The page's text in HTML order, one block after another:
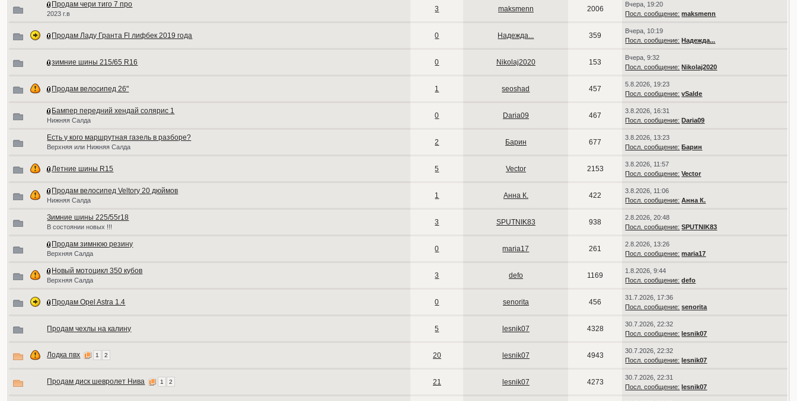
Продам чери тиго 7 про
2023 г.в
3 maksmenn 2006
Вчера, 19:20
Посл. сообщение: maksmenn
Продам Ладу Гранта Fl лифбек 2019 года 0 Надежда... 359
Вчера, 10:19
Посл. сообщение: Надежда...
зимние шины 215/65 R16 0 Nikolaj2020 153
Вчера, 9:32
Посл. сообщение: Nikolaj2020
Продам велосипед 26" 1 seoshad 457
5.8.2026, 19:23
Посл. сообщение: vSalde
Бампер передний хендай солярис 1
Нижняя Салда
0 Daria09 467
3.8.2026, 16:31
Посл. сообщение: Daria09
Есть у кого маршрутная газель в разборе?
Верхняя или Нижняя Салда
2 Барин 677
3.8.2026, 13:23
Посл. сообщение: Барин
Летние шины R15 5 Vector 2153
3.8.2026, 11:57
Посл. сообщение: Vector
Продам велосипед Veltory 20 дюймов
Нижняя Салда
1 Анна К. 422
3.8.2026, 11:06
Посл. сообщение: Анна К.
Зимние шины 225/55r18
В состоянии новых !!!
3 SPUTNIK83 938
2.8.2026, 20:48
Посл. сообщение: SPUTNIK83
Продам зимнюю резину
Верхняя Салда
0 maria17 261
2.8.2026, 13:26
Посл. сообщение: maria17
Новый мотоцикл 350 кубов
Верхняя Салда
3 defo 1169
1.8.2026, 9:44
Посл. сообщение: defo
Продам Opel Astra 1.4 0 senorita 456
31.7.2026, 17:36
Посл. сообщение: senorita
Продам чехлы на калину 5 lesnik07 4328
30.7.2026, 22:32
Посл. сообщение: lesnik07
Лодка пвх 1 2 20 lesnik07 4943
30.7.2026, 22:32
Посл. сообщение: lesnik07
Продам диск шевролет Нива 1 2 21 lesnik07 4273
30.7.2026, 22:31
Посл. сообщение: lesnik07